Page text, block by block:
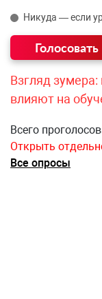
Никуда — если
Взгляд
влияют на
Всего
Открыть
Все опросы